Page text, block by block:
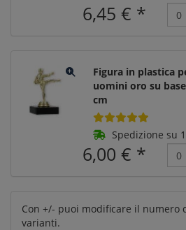
6,45 € *
Figura in plastica
uomini oro su
cm
Spedizione su
6,00 € *
Con +/- puoi modificare il numero
varianti.